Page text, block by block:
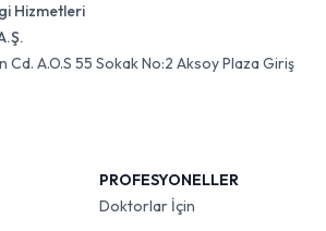
Hizmetleri
Cd. A.O.S 55 Sokak No:2 Aksoy Plaza Giriş
PROFESYONELLER
Doktorlar İçin